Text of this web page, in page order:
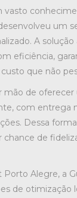
vasto
um
A
eficiência,
que não
mão de
com entrega
Dessa
chance de
Porto Alegre, a
de otimização